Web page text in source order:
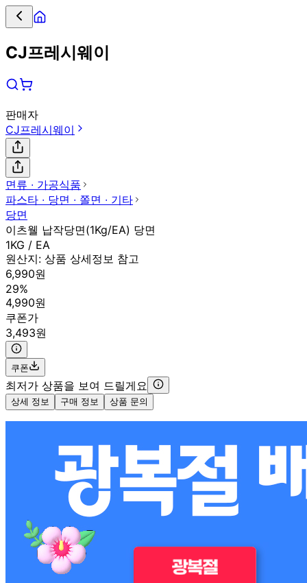
CJ프레시웨이
판매자
CJ프레시웨이
면류 ∙ 가공식품
파스타 ∙ 당면 ∙ 쫄면 ∙ 기타
당면
이츠웰 납작당면(1Kg/EA) 당면
1KG / EA
원산지: 상품 상세정보 참고
6,990원
29%
4,990원
쿠폰가
3,493원
쿠폰
최저가 상품을 보여 드릴게요
상세 정보 구매 정보 상품 문의